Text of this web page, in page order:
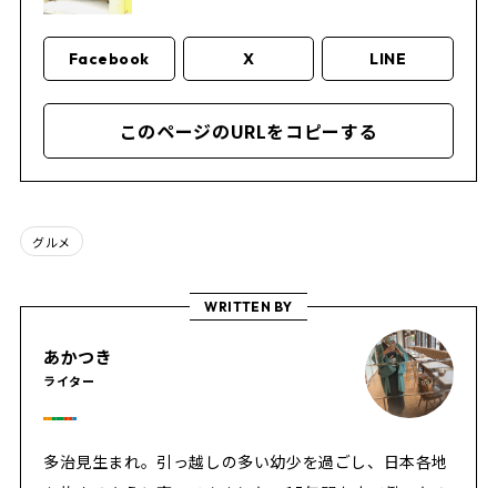
Facebook X LINE
このページのURLをコピーする
グルメ
WRITTEN BY
あかつき
ライター
多治見生まれ。引っ越しの多い幼少を過ごし、日本各地